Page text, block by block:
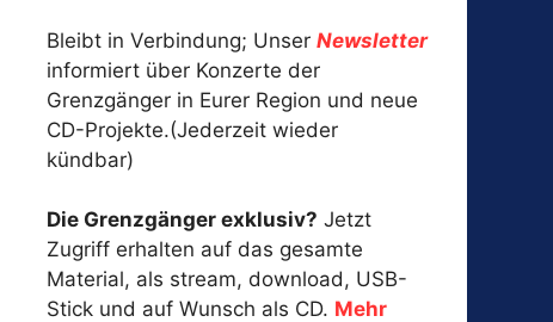
Bleibt in Verbindung; Unser Newsletter
informiert über Konzerte der
Grenzgänger in Eurer Region und neue
CD-Projekte.(Jederzeit wieder
kündbar)
Die Grenzgänger exklusiv? Jetzt
Zugriff erhalten auf das gesamte
Material, als stream, download, USB-
Stick und auf Wunsch als CD. Mehr